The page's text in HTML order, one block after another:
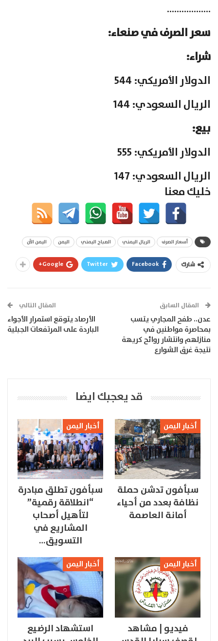
………………
سعر الصرف في صنعاء:
شراء:
الدولار الأمريكي: 544
الريال السعودي: 144
بيع:
الدولار الأمريكي: 555
الريال السعودي: 147
خليك معنا
أسعار الصرف الريال اليمني الصباح اليمني اليمن اليمن الآن
شارك Facebook
Twitter
Google+
المقال السابق
عدن.. طفح المجاري يتسب
بمحاصرة مواطنين في
منازلهم وانتشار روائح كريهة
نتيجة غرق الشوارع
المقال التالي
الأرصاد يتوقع استمرار الأجواء
الباردة على المرتفعات الجبلية
قد يعجبك ايضا
أخبار اليمن
سبأفون تدشن حملة
نظافة بعدد من أحياء
أمانة العاصمة
أخبار اليمن
سبأفون تطلق مبادرة
“انطلاقة رقمية”
لتأهيل أصحاب
المشاريع في
التسويق…
أخبار اليمن
فيديو | مشاهد
أخبار اليمن
استشهاد الرضيع